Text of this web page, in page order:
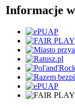
Informacje